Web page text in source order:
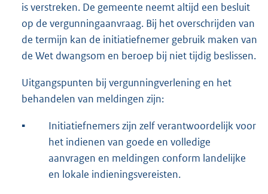
is verstreken. De gemeente neemt altijd een besluit
op de vergunningaanvraag. Bij het overschrijden van
de termijn kan de initiatiefnemer gebruik maken van
de Wet dwangsom en beroep bij niet tijdig beslissen.
Uitgangspunten bij vergunningverlening en het
behandelen van meldingen zijn:
▪
Initiatiefnemers zijn zelf verantwoordelijk voor
het indienen van goede en volledige
aanvragen en meldingen conform landelijke
en lokale indieningsvereisten.